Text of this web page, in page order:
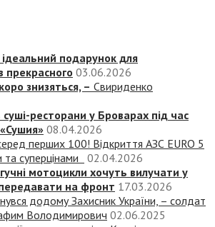
подарунок для
прекрасного 03.06.2026
знизяться, – Свириденко
ресторани у Броварах під час
08.04.2026
перших 100! Відкриття АЗС EURO 5
суперцінами
02.04.2026
мотоцикли хочуть вилучати у
на фронт 17.03.2026
додому Захисник України, – солдат
Володимирович 02.06.2025